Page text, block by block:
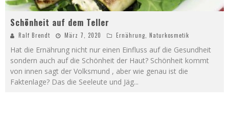
Schönheit auf dem Teller
Ralf Brendt März 7, 2020 Ernährung, Naturkosmetik
Hat die Ernährung nicht nur einen Einfluss auf die Gesundheit
sondern auch auf die Schönheit der Haut? Schönheit kommt
von innen sagt der Volksmund , aber wie genau ist die
Faktenlage? Das die Seeleute und Jäg...